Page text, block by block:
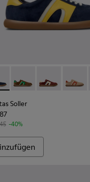
Soller - K100937-
Pelotas Soller -
Pelotas
Soller
-40%